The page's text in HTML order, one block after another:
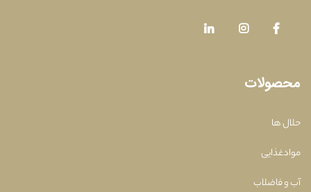
محصولات
حلال ها
موادغذایی
آب و فاضلاب